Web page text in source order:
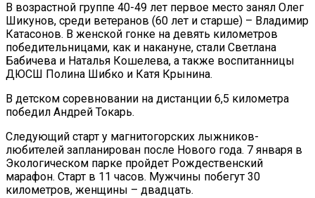
В возрастной группе 40-49 лет первое место занял Олег
Шикунов, среди ветеранов (60 лет и старше) – Владимир
Катасонов. В женской гонке на девять километров
победительницами, как и накануне, стали Светлана
Бабичева и Наталья Кошелева, а также воспитанницы
ДЮСШ Полина Шибко и Катя Крынина.
В детском соревновании на дистанции 6,5 километра
победил Андрей Токарь.
Следующий старт у магнитогорских лыжников-
любителей запланирован после Нового года. 7 января в
Экологическом парке пройдет Рождественский
марафон. Старт в 11 часов. Мужчины побегут 30
километров, женщины – двадцать.